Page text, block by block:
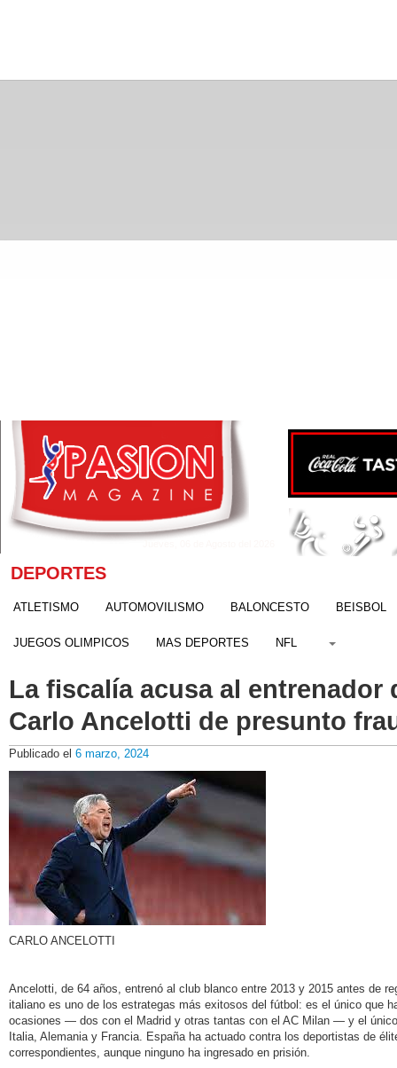
DEPORTES
ATLETISMO AUTOMOVILISMO BALONCESTO BEISBOL
JUEGOS OLIMPICOS MAS DEPORTES NFL
La fiscalía acusa al entrenador
Carlo Ancelotti de presunto
Publicado el 6 marzo, 2024
CARLO ANCELOTTI
Ancelotti, de 64 años, entrenó al club blanco entre 2013 y 2015 antes de
italiano es uno de los estrategas más exitosos del fútbol: es el único que
ocasiones — dos con el Madrid y otras tantas con el AC Milan — y el
Italia, Alemania y Francia. España ha actuado contra los deportistas de
correspondientes, aunque ninguno ha ingresado en prisión.